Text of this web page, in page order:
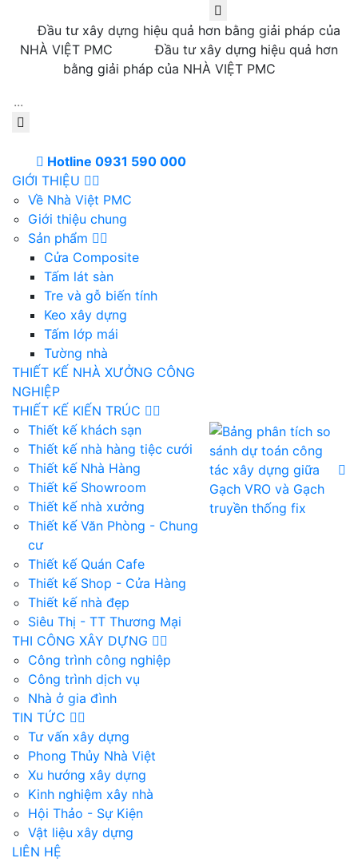
Đầu tư xây dựng hiệu quả hơn bằng giải pháp của
NHÀ VIỆT PMC
Đầu tư xây dựng hiệu quả hơn
bằng giải pháp của NHÀ VIỆT PMC
Hotline 0931 590 000
GIỚI THIỆU
Về Nhà Việt PMC
Giới thiệu chung
Sản phẩm
Cửa Composite
Tấm lát sàn
Tre và gỗ biến tính
Keo xây dựng
Tấm lớp mái
Tường nhà
THIẾT KẾ NHÀ XƯỞNG CÔNG
NGHIỆP
THIẾT KẾ KIẾN TRÚC
Thiết kế khách sạn
Thiết kế nhà hàng tiệc cưới
Thiết kế Nhà Hàng
Thiết kế Showroom
Thiết kế nhà xưởng
Thiết kế Văn Phòng - Chung
cư
Thiết kế Quán Cafe
Thiết kế Shop - Cửa Hàng
Thiết kế nhà đẹp
Siêu Thị - TT Thương Mại
THI CÔNG XÂY DỰNG
Công trình công nghiệp
Công trình dịch vụ
Nhà ở gia đình
TIN TỨC
Tư vấn xây dựng
Phong Thủy Nhà Việt
Xu hướng xây dựng
Kinh nghiệm xây nhà
Hội Thảo - Sự Kiện
Vật liệu xây dựng
LIÊN HỆ